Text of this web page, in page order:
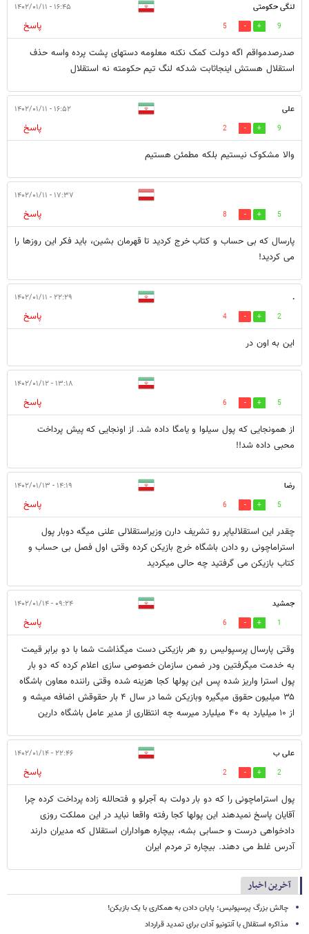
لنگی حکومتی ۱۶:۴۵ - ۱۴۰۲/۰۱/۱۱
9
5
پاسخ
صدرصدمواقم اگه دولت کمک نکنه معلومه دستهای پشت پرده واسه حذف
استقلال هستش اینجاثابت شدکه لنگ تیم حکومته نه استقلال
علی ۱۶:۵۲ - ۱۴۰۲/۰۱/۱۱
9
2
پاسخ
والا مشکوک نیستیم بلکه مطمئن هستیم
۱۷:۳۷ - ۱۴۰۲/۰۱/۱۱
5
8
پاسخ
پارسال که بی حساب و کتاب خرج کردید تا قهرمان بشین، باید فکر این روزها را
می کردید!
. ۲۲:۲۹ - ۱۴۰۲/۰۱/۱۱
2
4
پاسخ
این به اون در
۱۳:۱۸ - ۱۴۰۲/۰۱/۱۲
5
6
پاسخ
از همونجایی که پول سیلوا و یامگا داده شد. از اونجایی که پیش پرداخت
محبی داده شد!!
رضا ۱۴:۱۹ - ۱۴۰۲/۰۱/۱۳
5
6
پاسخ
چقدر این استقلالیاپر رو تشریف دارن وزیراستقلالی علنی میگه دوبار پول
استراماچونی رو دادن باشگاه خرج بازیکن کرده وقتی اول فصل بی حساب و
کتاب بازیکن می گرفتید چه حالی میکردید
جمشید ۰۹:۲۴ - ۱۴۰۲/۰۱/۱۴
1
6
پاسخ
وقتی پارسال پرسپولیس رو هر بازیکنی دست میگذاشت شما با دو برابر قیمت
به خدمت میگرفتین ودر ضمن سازمان خصوصی سازی اعلام کرده که دو بار
پول استرا واریز شده پس این پولها کجا هزینه شده وقتی راننده معاون باشگاه
۳۵ میلیون حقوق میگیره وبازیکن شما در سال ۴ بار حقوقش اضافه میشه و
از ۱۰ میلیارد به ۴۰ میلیارد میرسه چه انتظاری از مدیر عامل باشگاه دارین
علی ب ۲۲:۴۶ - ۱۴۰۲/۰۱/۱۴
2
2
پاسخ
پول استراماچونی را که دو بار دولت به آجرلو و فتحالله زاده پرداخت کرده چرا
آقایان پاسخ نمیدهند این پولها کجا رفته واقعا نباید در این مملکت روزی
دادخواهی درست و حسابی بشه، بیچاره هواداران استقلال که مدیران دارند
آدرس غلط می دهند. بیچاره تر مردم ایران
آخرین اخبار
چالش بزرگ پرسپولیس؛ پایان دادن به همکاری با یک بازیکن!
مذاکره استقلال با آنتونیو آدان برای تمدید قرارداد